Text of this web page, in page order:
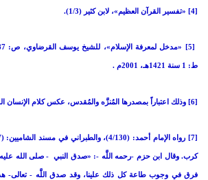
[4] «تفسير القرآن العظيم»، لابن كثير (1/3).
ط: 1 سنة 1421هـ، 2001م .
[6] وذلك اعتباراً بمصدرها المُنزَّه والمُقدس، عكس كلام الإنسان الذي يعتريه النقصان.
كرب. وقال ابن حزم -رحمه اللَّه -: «صدق النبي - صلى الله
فرق في وجوب طاعة كل ذلك علينا، وقد صدق اللَّه - تعالى-